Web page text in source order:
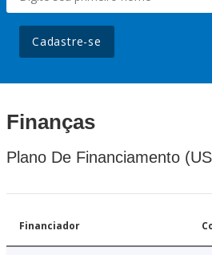
Cadastre-se
Finanças
Plano De Financiamento
Financiador